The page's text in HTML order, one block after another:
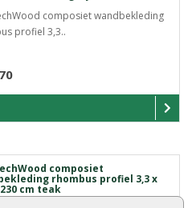
composiet wandbekleding
profiel 3,3..
composiet
rhombus profiel 3,3 x
230 cm teak